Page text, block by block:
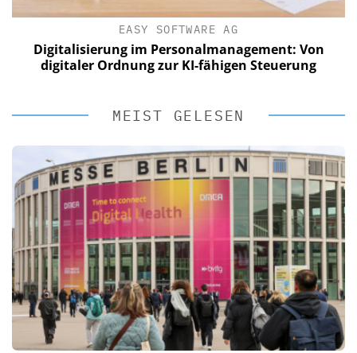
EASY SOFTWARE AG
Digitalisierung im Personalmanagement: Von
digitaler Ordnung zur KI-fähigen Steuerung
MEIST GELESEN